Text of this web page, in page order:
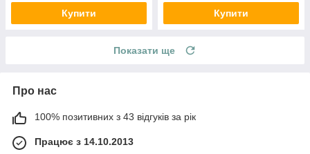
Купити Купити
Показати ще
Про нас
100% позитивних з 43 відгуків за рік
Працює з 14.10.2013